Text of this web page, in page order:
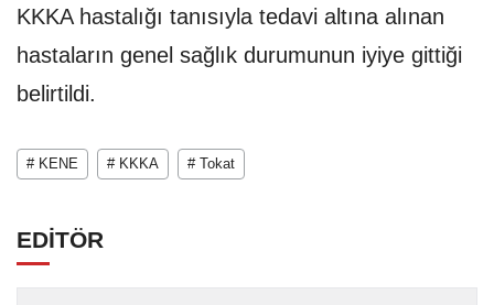
KKKA hastalığı tanısıyla tedavi altına alınan
hastaların genel sağlık durumunun iyiye gittiği
belirtildi.
# KENE # KKKA # Tokat
EDİTÖR